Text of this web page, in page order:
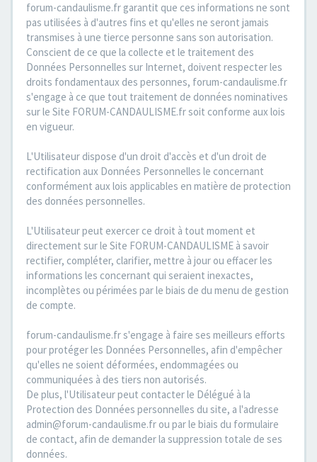
forum-candaulisme.fr garantit que ces informations ne sont
pas utilisées à d'autres fins et qu'elles ne seront jamais
transmises à une tierce personne sans son autorisation.
Conscient de ce que la collecte et le traitement des
Données Personnelles sur Internet, doivent respecter les
droits fondamentaux des personnes, forum-candaulisme.fr
s'engage à ce que tout traitement de données nominatives
sur le Site FORUM-CANDAULISME.fr soit conforme aux lois
en vigueur.
L'Utilisateur dispose d'un droit d'accès et d'un droit de
rectification aux Données Personnelles le concernant
conformément aux lois applicables en matière de protection
des données personnelles.
L'Utilisateur peut exercer ce droit à tout moment et
directement sur le Site FORUM-CANDAULISME à savoir
rectifier, compléter, clarifier, mettre à jour ou effacer les
informations les concernant qui seraient inexactes,
incomplètes ou périmées par le biais de du menu de gestion
de compte.
forum-candaulisme.fr s'engage à faire ses meilleurs efforts
pour protéger les Données Personnelles, afin d'empêcher
qu'elles ne soient déformées, endommagées ou
communiquées à des tiers non autorisés.
De plus, l'Utilisateur peut contacter le Délégué à la
Protection des Données personnelles du site, a l'adresse
admin@forum-candaulisme.fr ou par le biais du formulaire
de contact, afin de demander la suppression totale de ses
données.